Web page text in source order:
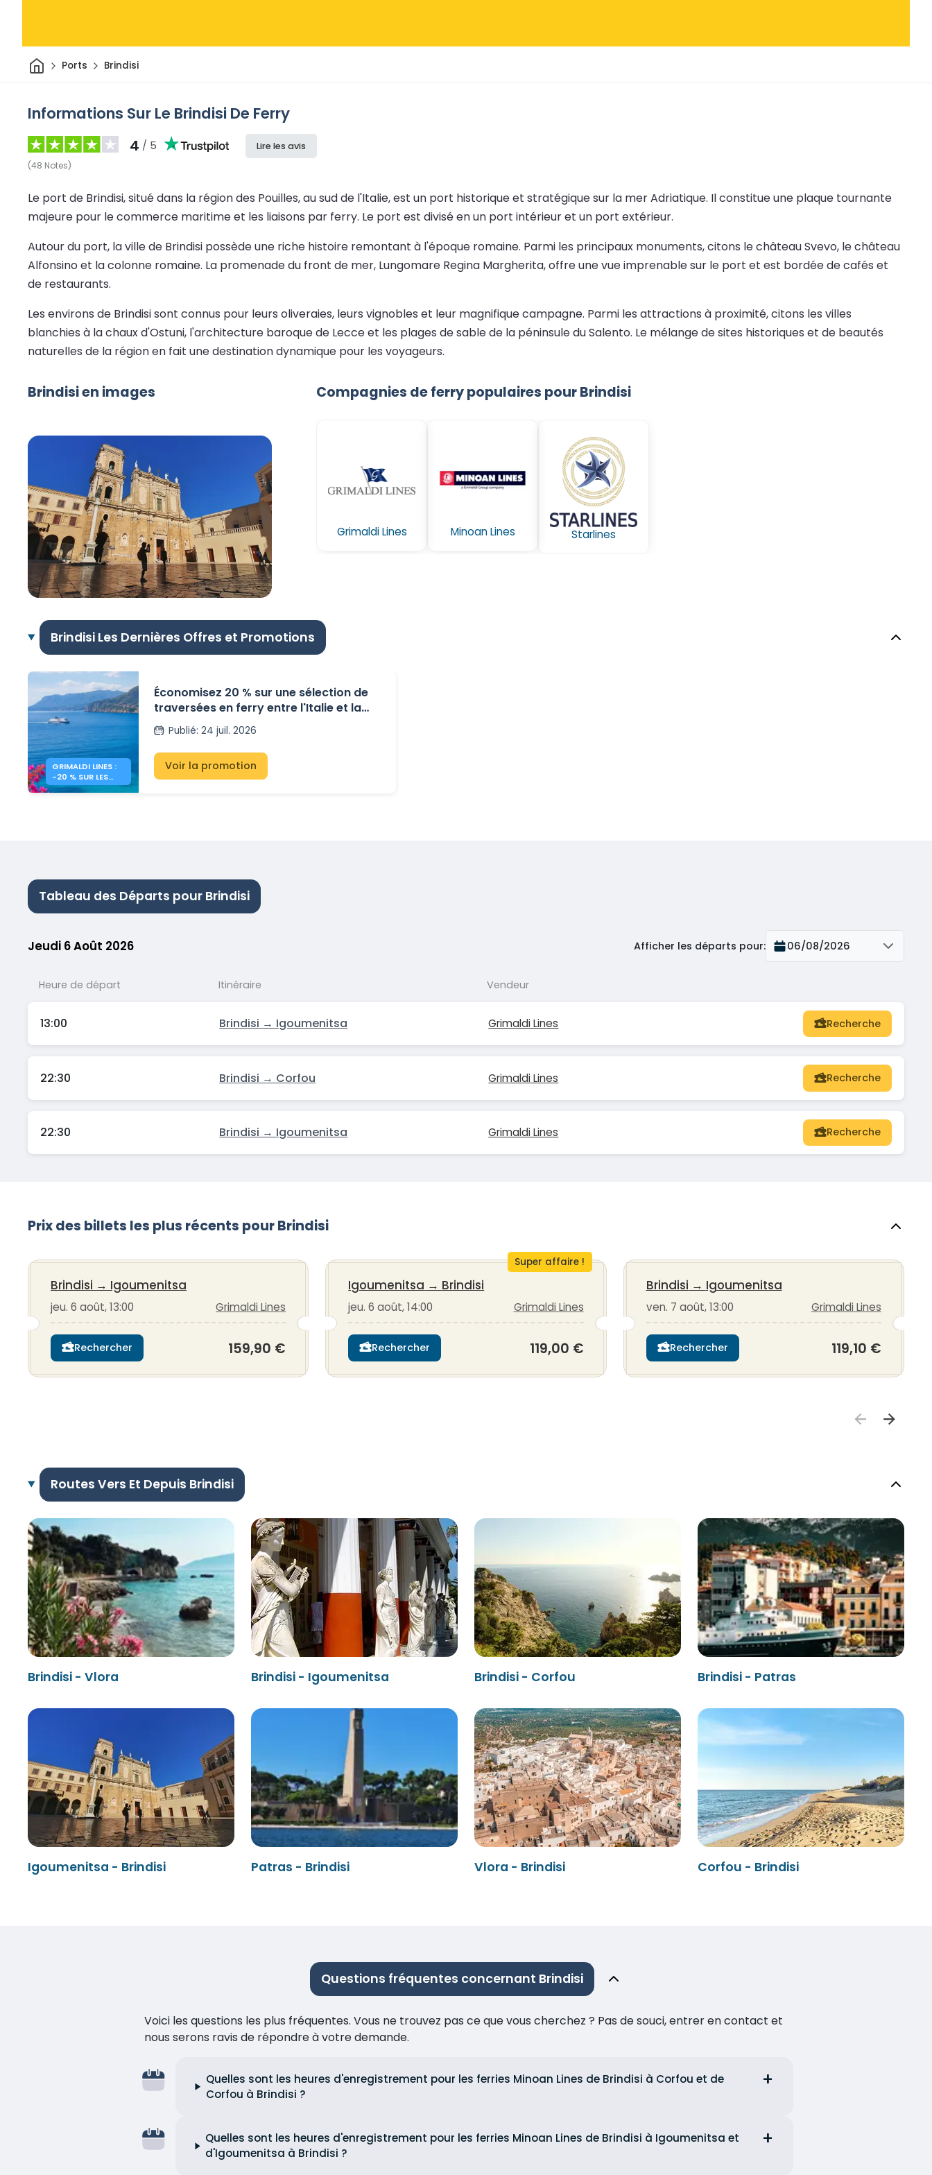
Maison
Ports Brindisi
Informations Sur Le Brindisi De Ferry
4 / 5
(48 Notes)
Lire les avis
Le port de Brindisi, situé dans la région des Pouilles, au sud de l'Italie, est un port historique et stratégique sur la mer Adriatique. Il constitue une plaque tournante
majeure pour le commerce maritime et les liaisons par ferry. Le port est divisé en un port intérieur et un port extérieur.
Autour du port, la ville de Brindisi possède une riche histoire remontant à l'époque romaine. Parmi les principaux monuments, citons le château Svevo, le château
Alfonsino et la colonne romaine. La promenade du front de mer, Lungomare Regina Margherita, offre une vue imprenable sur le port et est bordée de cafés et
de restaurants.
Les environs de Brindisi sont connus pour leurs oliveraies, leurs vignobles et leur magnifique campagne. Parmi les attractions à proximité, citons les villes
blanchies à la chaux d'Ostuni, l'architecture baroque de Lecce et les plages de sable de la péninsule du Salento. Le mélange de sites historiques et de beautés
naturelles de la région en fait une destination dynamique pour les voyageurs.
Brindisi en images Compagnies de ferry populaires pour Brindisi
Grimaldi Lines Minoan Lines Starlines
Brindisi Les Dernières Offres et Promotions
GRIMALDI LINES :
-20 % SUR LES
FERRIES VERS LA
Économisez 20 % sur une sélection de
traversées en ferry entre l'Italie et la
Grèce avec Grimaldi Lines.
Publié: 24 juil. 2026
Voir la promotion
Tableau des Départs pour Brindisi
Jeudi 6 Août 2026 Afficher les départs pour: 06/08/2026
Heure de départ Itinéraire Vendeur
13:00 Brindisi → Igoumenitsa Grimaldi Lines Recherche
22:30 Brindisi → Corfou Grimaldi Lines Recherche
22:30 Brindisi → Igoumenitsa Grimaldi Lines Recherche
Prix des billets les plus récents pour Brindisi
Brindisi → Igoumenitsa
jeu. 6 août, 13:00 Grimaldi Lines
Rechercher 159,90 €
Super affaire !
Igoumenitsa → Brindisi
jeu. 6 août, 14:00 Grimaldi Lines
Rechercher 119,00 €
Brindisi → Igoumenitsa
ven. 7 août, 13:00 Grimaldi Lines
Rechercher 119,10 €
Routes Vers Et Depuis Brindisi
Brindisi - Vlora Brindisi - Igoumenitsa Brindisi - Corfou Brindisi - Patras
Igoumenitsa - Brindisi Patras - Brindisi Vlora - Brindisi Corfou - Brindisi
Questions fréquentes concernant Brindisi
Voici les questions les plus fréquentes. Vous ne trouvez pas ce que vous cherchez ? Pas de souci, entrer en contact et
nous serons ravis de répondre à votre demande.
Quelles sont les heures d'enregistrement pour les ferries Minoan Lines de Brindisi à Corfou et de
Corfou à Brindisi ?
Quelles sont les heures d'enregistrement pour les ferries Minoan Lines de Brindisi à Igoumenitsa et
d'Igoumenitsa à Brindisi ?